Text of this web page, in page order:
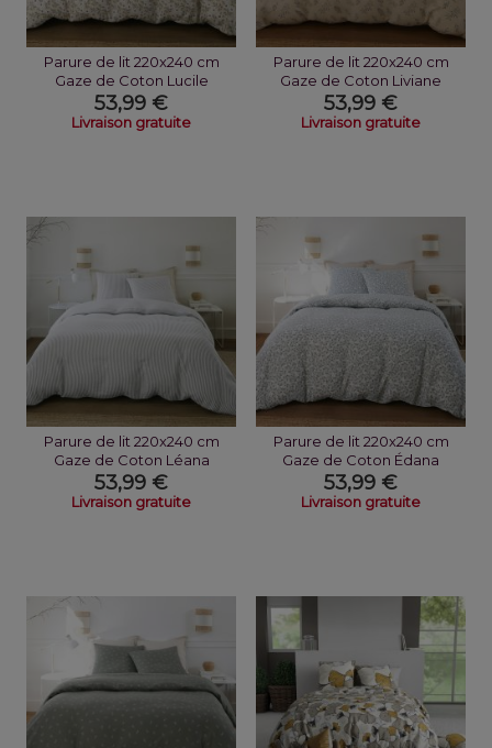
Parure de lit 220x240 cm
Gaze de Coton Lucile
53,99 €
Livraison gratuite
Parure de lit 220x240 cm
Gaze de Coton Liviane
53,99 €
Livraison gratuite
Parure de lit 220x240 cm
Gaze de Coton Léana
53,99 €
Livraison gratuite
Parure de lit 220x240 cm
Gaze de Coton Édana
53,99 €
Livraison gratuite